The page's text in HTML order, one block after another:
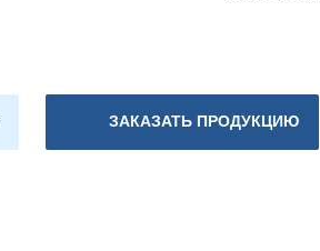
ЗАКАЗАТЬ ПРОДУКЦИЮ